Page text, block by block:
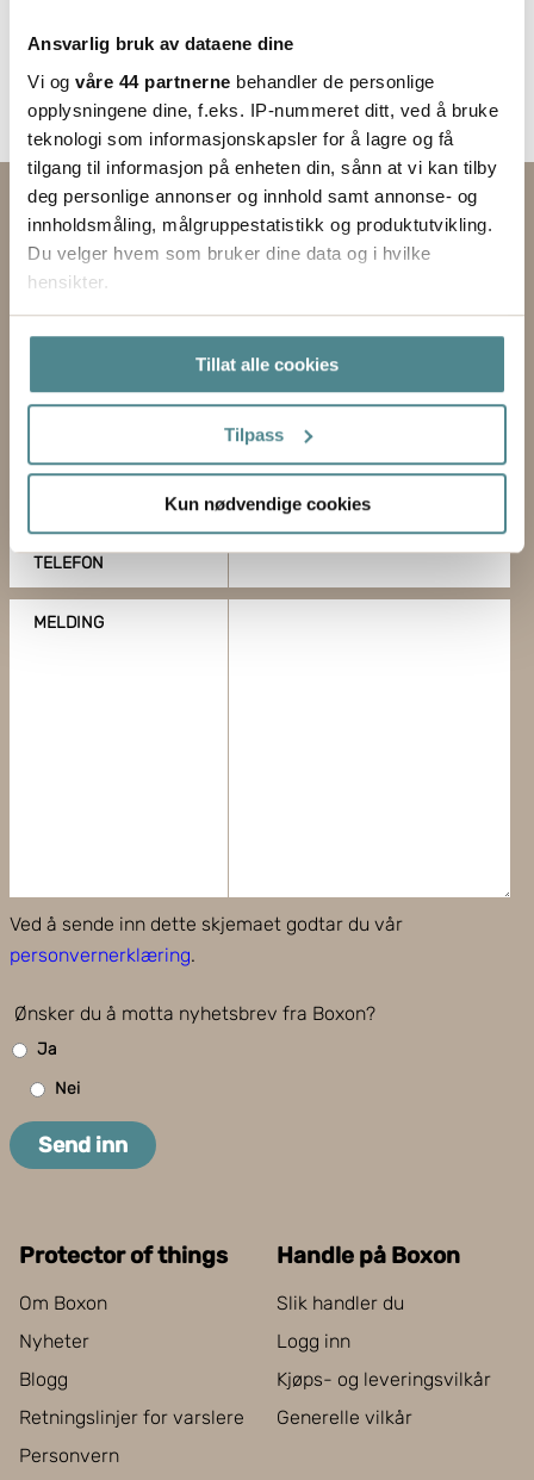
Ansvarlig bruk av dataene dine
Vi og våre 44 partnerne behandler de personlige
opplysningene dine, f.eks. IP-nummeret ditt, ved å bruke
teknologi som informasjonskapsler for å lagre og få
tilgang til informasjon på enheten din, sånn at vi kan tilby
deg personlige annonser og innhold samt annonse- og
innholdsmåling, målgruppestatistikk og produktutvikling.
Du velger hvem som bruker dine data og i hvilke
hensikter.
Hvis du gir oss lov, vil vi også gjerne:
Innhente informasjon om den geografiske
beliggenheten din, som kan være nøyaktig innenfor
Identifisere enheten din ved å aktivt skanne den
kan du lese om hvordan dine personlige
data behandles og hvordan du kan velge hvordan de skal
brukes. Du kan hele tiden endre eller trekke tilbake ditt
samtykke fra erklæringen om informasjonskapsler.
Tillat alle cookies
Tilpass
Kun nødvendige cookies
Kontakt oss via skjemaet
EMNE
TELEFON
MELDING
Ved å sende inn dette skjemaet godtar du vår
personvernerklæring.
Ønsker du å motta nyhetsbrev fra Boxon?
Ja
Nei
Send inn
Protector of things
Om Boxon
Nyheter
Blogg
Retningslinjer for varslere
Personvern
Handle på Boxon
Slik handler du
Logg inn
Kjøps- og leveringsvilkår
Generelle vilkår